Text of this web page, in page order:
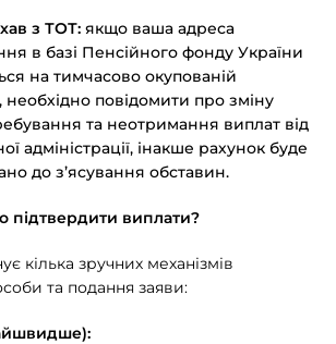
з ТОТ: якщо ваша адреса
в базі Пенсійного фонду України
на тимчасово окупованій
необхідно повідомити про зміну
та неотримання виплат від
адміністрації, інакше рахунок буде
до з’ясування обставин.
підтвердити виплати?
кілька зручних механізмів
та подання заяви: